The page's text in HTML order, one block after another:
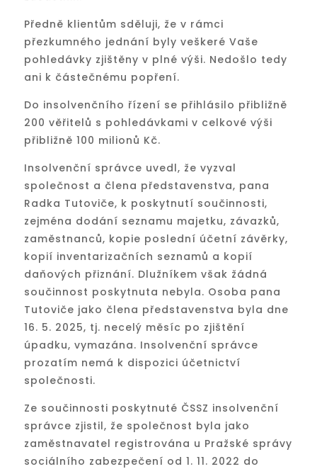
Předně klientům sděluji, že v rámci
přezkumného jednání byly veškeré Vaše
pohledávky zjištěny v plné výši. Nedošlo tedy
ani k částečnému popření.
Do insolvenčního řízení se přihlásilo přibližně
200 věřitelů s pohledávkami v celkové výši
přibližně 100 milionů Kč.
Insolvenční správce uvedl, že vyzval
společnost a člena představenstva, pana
Radka Tutoviče, k poskytnutí součinnosti,
zejména dodání seznamu majetku, závazků,
zaměstnanců, kopie poslední účetní závěrky,
kopií inventarizačních seznamů a kopií
daňových přiznání. Dlužníkem však žádná
součinnost poskytnuta nebyla. Osoba pana
Tutoviče jako člena představenstva byla dne
16. 5. 2025, tj. necelý měsíc po zjištění
úpadku, vymazána. Insolvenční správce
prozatím nemá k dispozici účetnictví
společnosti.
Ze součinnosti poskytnuté ČSSZ insolvenční
správce zjistil, že společnost byla jako
zaměstnavatel registrována u Pražské správy
sociálního zabezpečení od 1. 11. 2022 do